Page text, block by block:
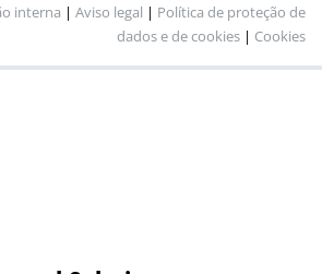
interna | Aviso legal | Política de proteção de
dados e de cookies | Cookies